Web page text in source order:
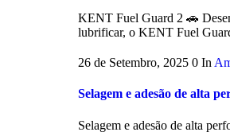
KENT Fuel Guard 2 🚗
lubrificar, o KENT Fuel
26 de Setembro, 2025 0 In
Selagem e adesão de alta
Selagem e adesão de alta